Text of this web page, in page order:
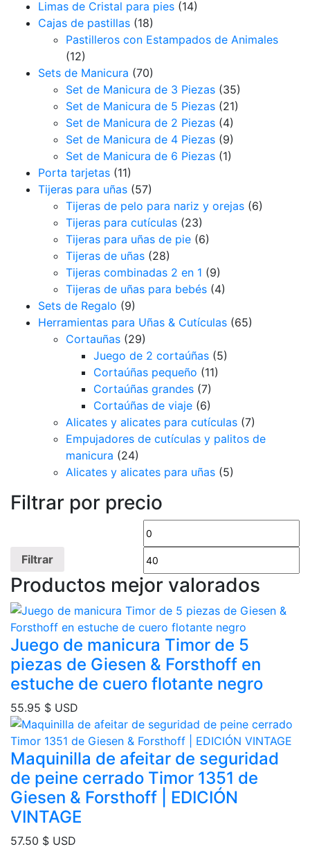
Limas de Cristal para pies (14)
Cajas de pastillas (18)
Pastilleros con Estampados de Animales
(12)
Sets de Manicura (70)
Set de Manicura de 3 Piezas (35)
Set de Manicura de 5 Piezas (21)
Set de Manicura de 2 Piezas (4)
Set de Manicura de 4 Piezas (9)
Set de Manicura de 6 Piezas (1)
Porta tarjetas (11)
Tijeras para uñas (57)
Tijeras de pelo para nariz y orejas (6)
Tijeras para cutículas (23)
Tijeras para uñas de pie (6)
Tijeras de uñas (28)
Tijeras combinadas 2 en 1 (9)
Tijeras de uñas para bebés (4)
Sets de Regalo (9)
Herramientas para Uñas & Cutículas (65)
Cortauñas (29)
Juego de 2 cortaúñas (5)
Cortaúñas pequeño (11)
Cortaúñas grandes (7)
Cortaúñas de viaje (6)
Alicates y alicates para cutículas (7)
Empujadores de cutículas y palitos de
manicura (24)
Alicates y alicates para uñas (5)
Filtrar por precio
Precio
Filtrar
Productos mejor valorados
Juego de manicura Timor de 5
piezas de Giesen & Forsthoff en
estuche de cuero flotante negro
55.95 $ USD
Maquinilla de afeitar de seguridad
de peine cerrado Timor 1351 de
Giesen & Forsthoff | EDICIÓN
VINTAGE
57.50 $ USD